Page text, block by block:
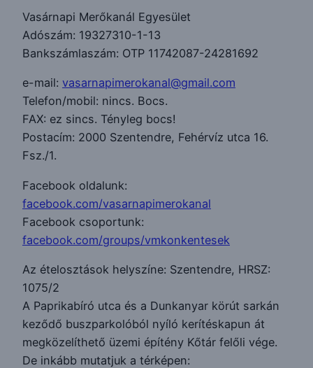
Vasárnapi Merőkanál Egyesület
Adószám: 19327310-1-13
Bankszámlaszám: OTP 11742087-24281692
e-mail: vasarnapimerokanal@gmail.com
Telefon/mobil: nincs. Bocs.
FAX: ez sincs. Tényleg bocs!
Postacím: 2000 Szentendre, Fehérvíz utca 16.
Fsz./1.
Facebook oldalunk:
facebook.com/vasarnapimerokanal
Facebook csoportunk:
facebook.com/groups/vmkonkentesek
Az ételosztások helyszíne: Szentendre, HRSZ:
1075/2
A Paprikabíró utca és a Dunkanyar körút sarkán
keződő buszparkolóból nyíló kerítéskapun át
megközelíthető üzemi építény Kőtár felőli vége.
De inkább mutatjuk a térképen: